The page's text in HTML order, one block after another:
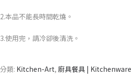
2.本品不能長時間乾燒。
3.使用完，請冷卻後清洗。
分類: Kitchen-Art, 廚具餐具 | Kitchenware